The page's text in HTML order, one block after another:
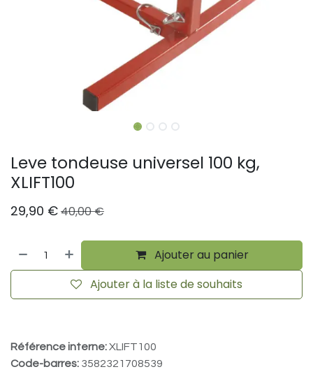
Leve tondeuse universel 100 kg,
XLIFT100
29,90 €40,00€
Ajouter au panier
Ajouter à la liste de souhaits
Référence interne:XLIFT100
Code-barres: 3582321708539